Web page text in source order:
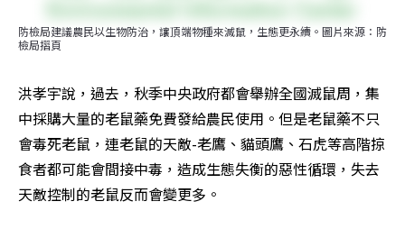
防檢局建議農民以生物防治，讓頂端物種來滅鼠，生態更永續。圖片來源：防
檢局摺頁
洪孝宇說，過去，秋季中央政府都會舉辦全國滅鼠周，集
中採購大量的老鼠藥免費發給農民使用。但是老鼠藥不只
會毒死老鼠，連老鼠的天敵-老鷹、貓頭鷹、石虎等高階掠
食者都可能會間接中毒，造成生態失衡的惡性循環，失去
天敵控制的老鼠反而會變更多。